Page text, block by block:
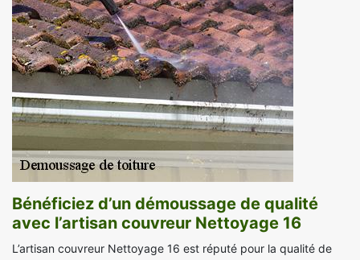
Bénéficiez d’un démoussage de qualité
avec l’artisan couvreur Nettoyage 16
L’artisan couvreur Nettoyage 16 est réputé pour la qualité de